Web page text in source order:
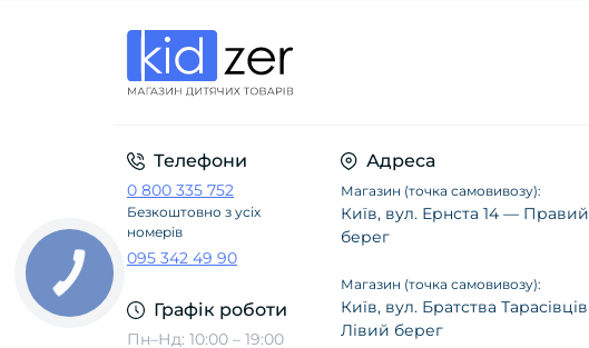
Телефони
0 800 335 752
Безкоштовно з усіх
номерів
095 342 49 90
Графік роботи
Пн–Нд: 10:00 – 19:00
Адреса
Магазин (точка самовивозу):
Київ, вул. Ернста 14 — Правий
берег
Магазин (точка самовивозу):
Київ, вул. Братства
Лівий берег